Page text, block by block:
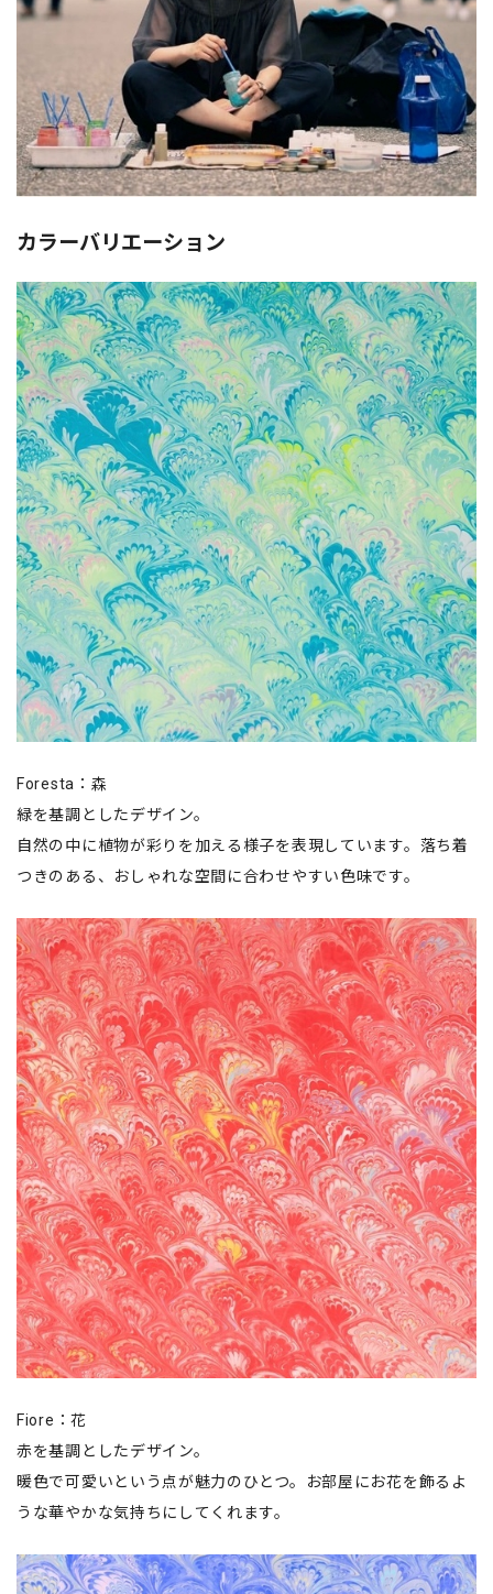
カラーバリエーション
Foresta：森
緑を基調としたデザイン。
自然の中に植物が彩りを加える様子を表現しています。落ち着
つきのある、おしゃれな空間に合わせやすい色味です。
Fiore：花
赤を基調としたデザイン。
暖色で可愛いという点が魅力のひとつ。お部屋にお花を飾るよ
うな華やかな気持ちにしてくれます。